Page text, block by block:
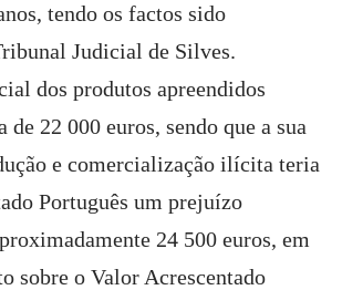
tendo os factos sido
Judicial de Silves.
dos produtos apreendidos
de 22 000 euros, sendo que a sua
e comercialização ilícita teria
Português um prejuízo
24 500 euros, em
sobre o Valor Acrescentado